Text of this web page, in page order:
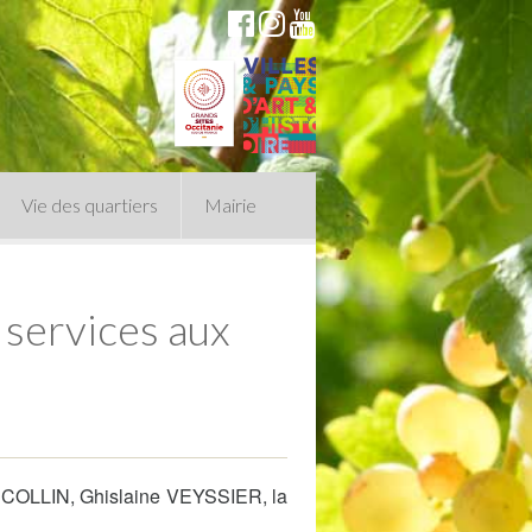
Vie des quartiers Mairie
du Conseil Municipal
politique
aux
Ghislaine VEYSSIER, la